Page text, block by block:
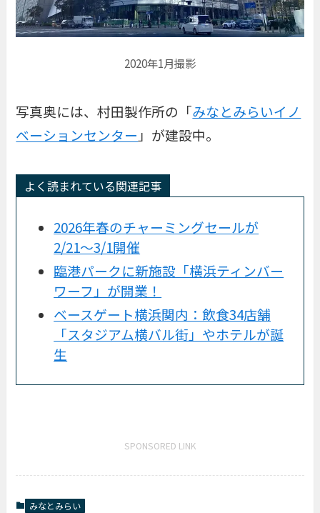
2020年1月撮影
写真奥には、村田製作所の「みなとみらいイノ
ベーションセンター 」が建設中。
よく読まれている関連記事
2026年春のチャーミングセールが
2/21〜3/1開催
臨港パークに新施設「横浜ティンバー
ワーフ」が開業！
ベースゲート横浜関内：飲食34店舗
「スタジアム横バル街」やホテルが誕
生
SPONSORED LINK
みなとみらい